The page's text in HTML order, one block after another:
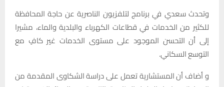
وتحدث سعدي في برنامج لتلفزيون الناصرية عن حاجة المحافظة
للكثير من الخدمات في قطاعات الكهرباء والبلدية والماء، مشيرا
إلى أن التحسن الموجود على مستوى الخدمات غير كافٍ مع
التوسع السكاني.
و أضاف أن المستشارية تعمل على دراسة الشكاوى المقدمة من